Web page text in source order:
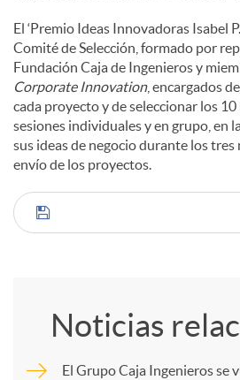
El ‘Premio Ideas Innovadoras Isabel
Comité de Selección, formado por
Fundación Caja de Ingenieros y
Corporate Innovation, encargados
cada proyecto y de seleccionar los
sesiones individuales y en grupo, en
sus ideas de negocio durante los tres
envío de los proyectos.
C
Noticias
El Grupo Caja Ingenieros se